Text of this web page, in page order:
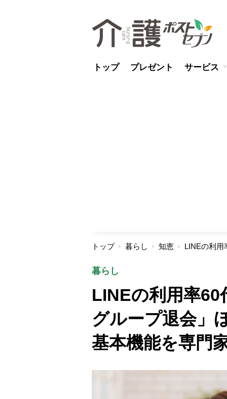
トップ プレゼント サービス
トップ 暮らし 知恵
暮らし
LINEの利用率60
グループ退会」
基本機能を専門